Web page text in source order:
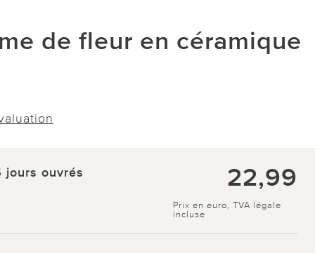
de fleur en céramique
jours ouvrés 22,99
Prix en euro, TVA légale
incluse